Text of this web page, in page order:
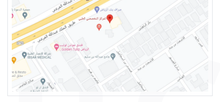
علاج الماء الازرق بالعين